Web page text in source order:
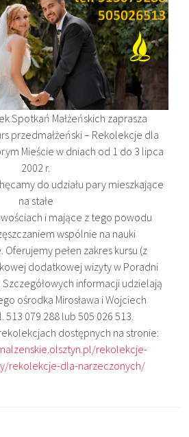
Spotkań Małżeńskich zaprasza
przedmałżeński – Rekolekcje dla
Mieście w dniach od 1 do 3 lipca
2002 r.
do udziału pary mieszkające
na stałe
i mające z tego powodu
wspólnie na nauki
Oferujemy pełen zakres kursu (z
dodatkowej wizyty w Poradni
Szczegółowych informacji udzielają
ośrodka Mirosława i Wojciech
513 079 288 lub 505 026 513.
dostępnych na stronie:
rekolekcje-
rekolekcje-dla-narzeczonych/